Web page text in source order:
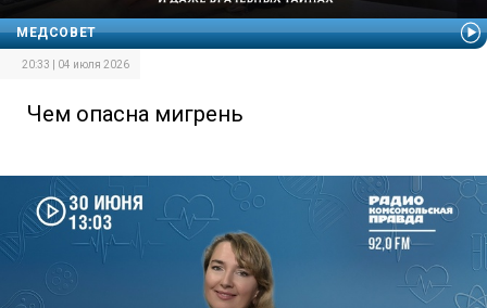
МЕДСОВЕТ
20:33 | 04 июля 2026
Чем опасна мигрень